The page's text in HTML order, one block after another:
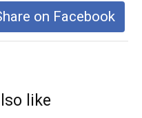
on Facebook
like